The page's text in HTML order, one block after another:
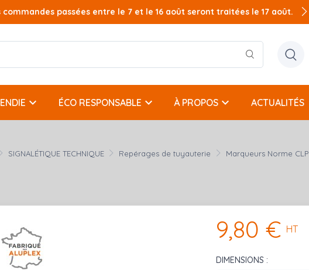
commandes passées entre le 7 et le 16 août seront traitées le 17 août.
keyboard_arrow_down ÉCO RESPONSABLE keyboard_arrow_down À PROPOS keyboard_arrow_down ACTUALITÉS
SIGNALÉTIQUE TECHNIQUE Repérages de tuyauterie Marqueurs Norme CLP
9,80 € HT
DIMENSIONS :